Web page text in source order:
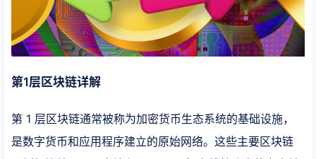
第1层区块链详解
第 1 层区块链通常被称为加密货币生态系统的基础设施，
是数字货币和应用程序建立的原始网络。这些主要区块链